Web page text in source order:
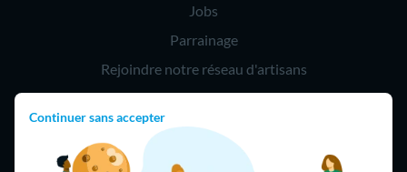
Continuer sans accepter
Jobs
Parrainage
Rejoindre notre réseau d'artisans
Hello !
09 75 18 60 60
(8h-21h)